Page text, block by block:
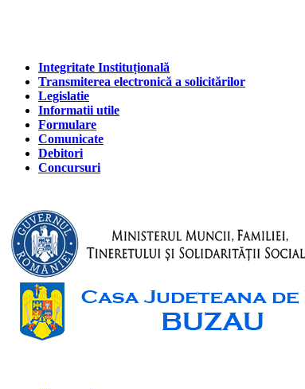
Integritate Instituțională
Transmiterea electronică a solicitărilor
Legislatie
Informatii utile
Formulare
Comunicate
Debitori
Concursuri